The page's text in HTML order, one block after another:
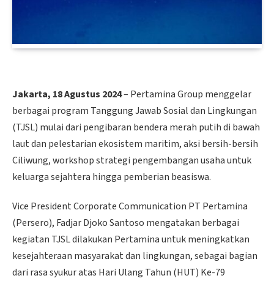
Jakarta, 18 Agustus 2024– Pertamina Group menggelar
berbagai program Tanggung Jawab Sosial dan Lingkungan
(TJSL) mulai dari pengibaran bendera merah putih di bawah
laut dan pelestarian ekosistem maritim, aksi bersih-bersih
Ciliwung, workshop strategi pengembangan usaha untuk
keluarga sejahtera hingga pemberian beasiswa.
Vice President Corporate Communication PT Pertamina
(Persero), Fadjar Djoko Santoso mengatakan berbagai
kegiatan TJSL dilakukan Pertamina untuk meningkatkan
kesejahteraan masyarakat dan lingkungan, sebagai bagian
dari rasa syukur atas Hari Ulang Tahun (HUT) Ke-79